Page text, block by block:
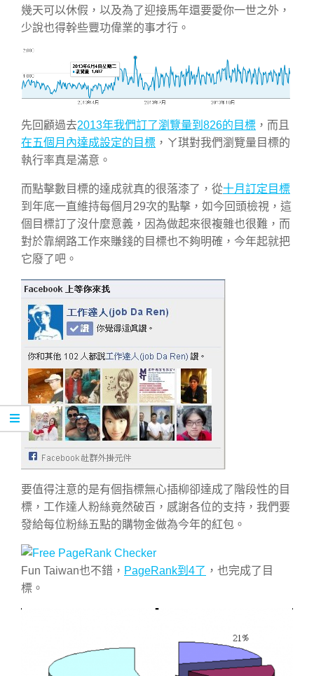
幾天可以休假，以及為了迎接馬年還要愛你一世之外，
少說也得幹些豐功偉業的事才行。
先回顧過去2013年我們訂了瀏覽量到826的目標 ，而且
在五個月內達成設定的目標 ，ㄚ琪對我們瀏覽量目標的
執行率真是滿意。
而點擊數目標的達成就真的很落漆了，從十月訂定目標
到年底一直維持每個月29次的點擊，如今回頭檢視，這
個目標訂了沒什麼意義，因為做起來很複雜也很難，而
對於靠網路工作來賺錢的目標也不夠明確，今年起就把
它廢了吧。
要值得注意的是有個指標無心插柳卻達成了階段性的目
標，工作達人粉絲竟然破百，感謝各位的支持，我們要
發給每位粉絲五點的購物金做為今年的紅包。
Fun Taiwan也不錯， PageRank到4了 ，也完成了目
標。